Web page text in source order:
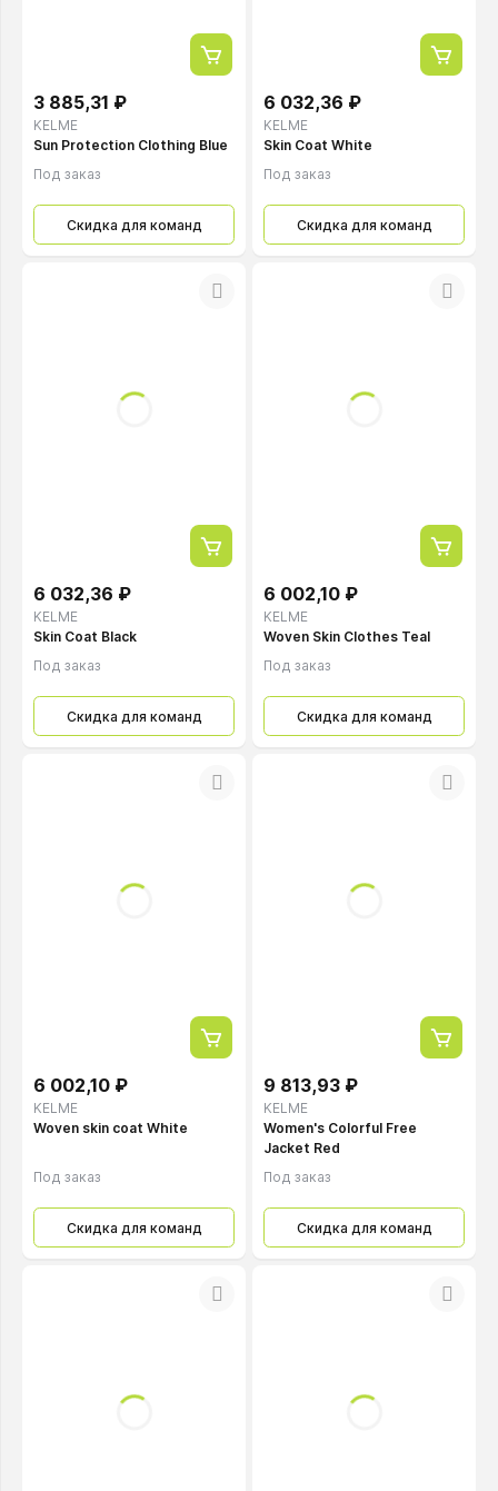
KELME
3 885,31 ₽
Sun Protection Clothing Blue
Под заказ
Скидка для команд
KELME
6 032,36 ₽
Skin Coat White
Под заказ
Скидка для команд
KELME
6 032,36 ₽
Skin Coat Black
Под заказ
Скидка для команд
KELME
6 002,10 ₽
Woven Skin Clothes Teal
Под заказ
Скидка для команд
KELME
6 002,10 ₽
Woven skin coat White
Под заказ
Скидка для команд
KELME
9 813,93 ₽
Women's Colorful Free
Jacket Red
Под заказ
Скидка для команд